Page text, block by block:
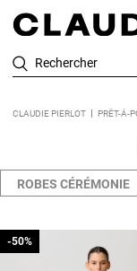
Rechercher
CLAUDIE PIERLOT PRÊT-À-
ROBES CÉRÉMONIE
-50%
-50%